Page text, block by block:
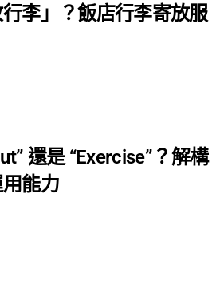
李」？飯店行李寄放服
還是 “Exercise”？解構
能力